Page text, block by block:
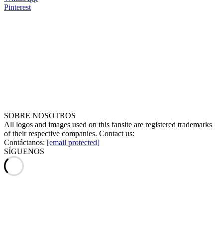
Pinterest
SOBRE NOSOTROS
All logos and images used on this fansite are registered trademarks
of their respective companies. Contact us:
Contáctanos: [email protected]
SÍGUENOS